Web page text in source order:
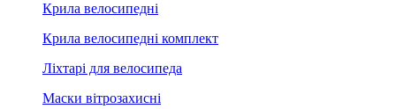
Крила велосипедні
Крила велосипедні комплект
Ліхтарі для велосипеда
Маски вітрозахисні